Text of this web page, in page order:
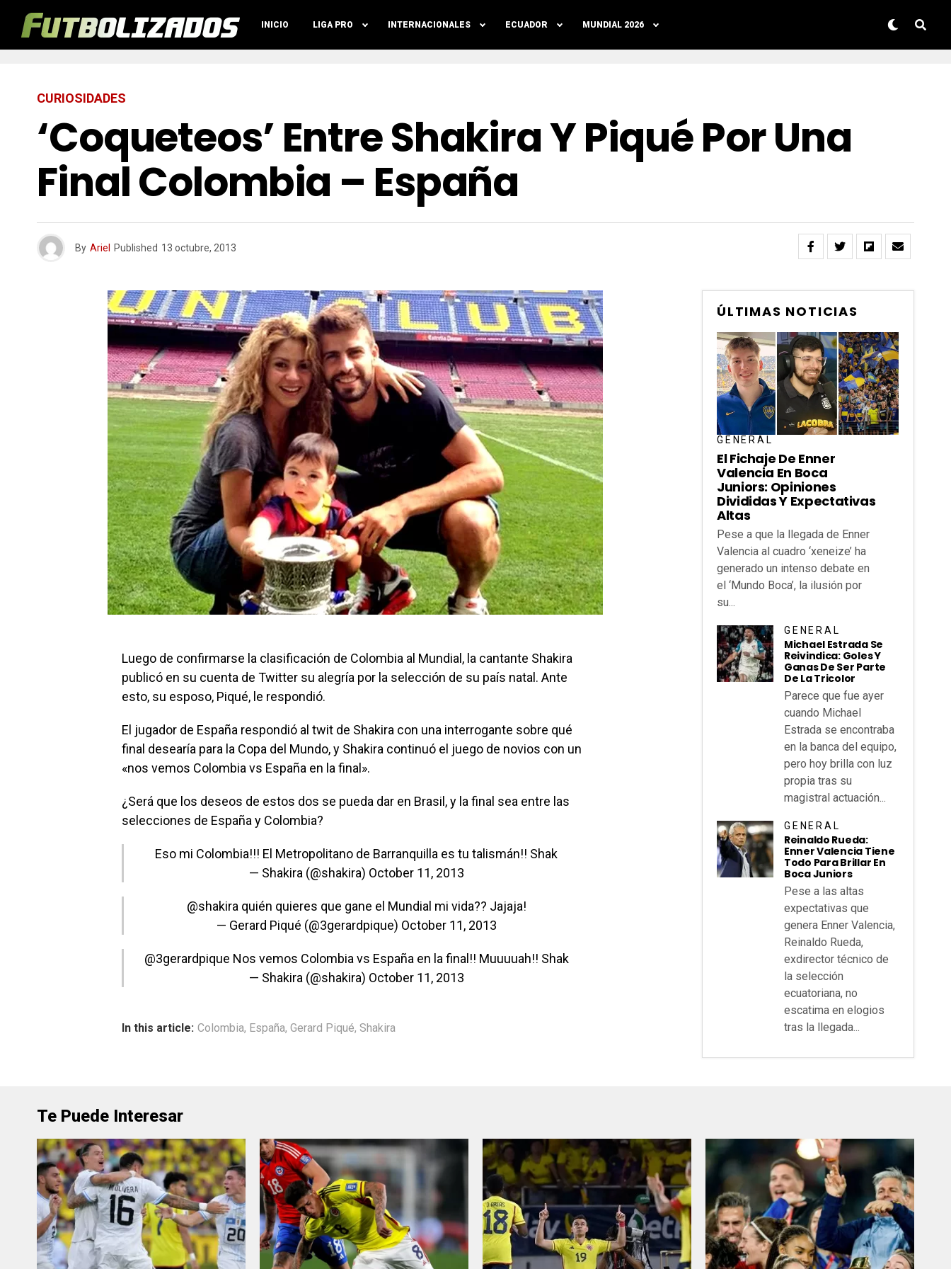
INICIO LIGA PRO INTERNACIONALES ECUADOR MUNDIAL 2026
CURIOSIDADES
‘Coqueteos’ Entre Shakira Y Piqué Por Una
Final Colombia – España
By Ariel Published 13 octubre, 2013
Luego de confirmarse la clasificación de Colombia al Mundial, la cantante Shakira
publicó en su cuenta de Twitter su alegría por la selección de su país natal. Ante
esto, su esposo, Piqué, le respondió.
El jugador de España respondió al twit de Shakira con una interrogante sobre qué
final desearía para la Copa del Mundo, y Shakira continuó el juego de novios con un
«nos vemos Colombia vs España en la final».
¿Será que los deseos de estos dos se pueda dar en Brasil, y la final sea entre las
selecciones de España y Colombia?
Eso mi Colombia!!! El Metropolitano de Barranquilla es tu talismán!! Shak
— Shakira (@shakira) October 11, 2013
@shakira quién quieres que gane el Mundial mi vida?? Jajaja!
— Gerard Piqué (@3gerardpique) October 11, 2013
@3gerardpique Nos vemos Colombia vs España en la final!! Muuuuah!! Shak
— Shakira (@shakira) October 11, 2013
In this article: Colombia, España, Gerard Piqué, Shakira
ÚLTIMAS NOTICIAS
GENERAL
El Fichaje De Enner
Valencia En Boca
Juniors: Opiniones
Divididas Y Expectativas
Altas
Pese a que la llegada de Enner
Valencia al cuadro ‘xeneize’ ha
generado un intenso debate en
el ‘Mundo Boca’, la ilusión por
su...
GENERAL
Michael Estrada Se
Reivindica: Goles Y
Ganas De Ser Parte
De La Tricolor
Parece que fue ayer
cuando Michael
Estrada se encontraba
en la banca del equipo,
pero hoy brilla con luz
propia tras su
magistral actuación...
GENERAL
Reinaldo Rueda:
Enner Valencia Tiene
Todo Para Brillar En
Boca Juniors
Pese a las altas
expectativas que
genera Enner Valencia,
Reinaldo Rueda,
exdirector técnico de
la selección
ecuatoriana, no
escatima en elogios
tras la llegada...
Te Puede Interesar